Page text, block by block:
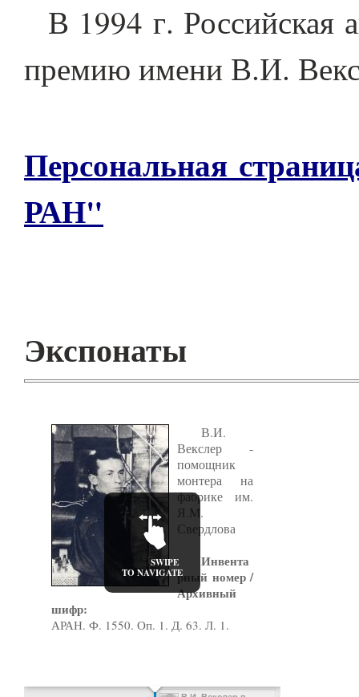
В 1994 г. Российская
премию имени В.И.
Персональная
РАН"
Экспонаты
В.И.
Векслер -
помощник
монтера на
фабрике им.
Я.М.
Свердлова
Инвента
рный номер /
Архивный
шифр:
АРАН. Ф. 1550. Оп. 1. Д. 63. Л. 1.
SWIPE
TO NAVIGATE